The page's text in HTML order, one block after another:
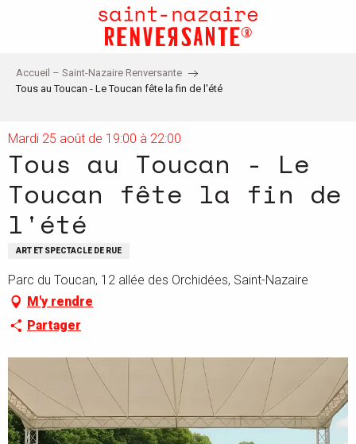
principal
Accueil – Saint-Nazaire Renversante
Tous au Toucan - Le Toucan fête la fin de l'été
Mardi 25 août de 19:00 à 22:00
Tous au Toucan - Le
Toucan fête la fin de
l'été
ART ET SPECTACLE DE RUE
Parc du Toucan, 12 allée des Orchidées, Saint-Nazaire
M'y rendre
Partager